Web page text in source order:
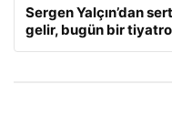
Sergen Yalçın’dan
gelir, bugün bir